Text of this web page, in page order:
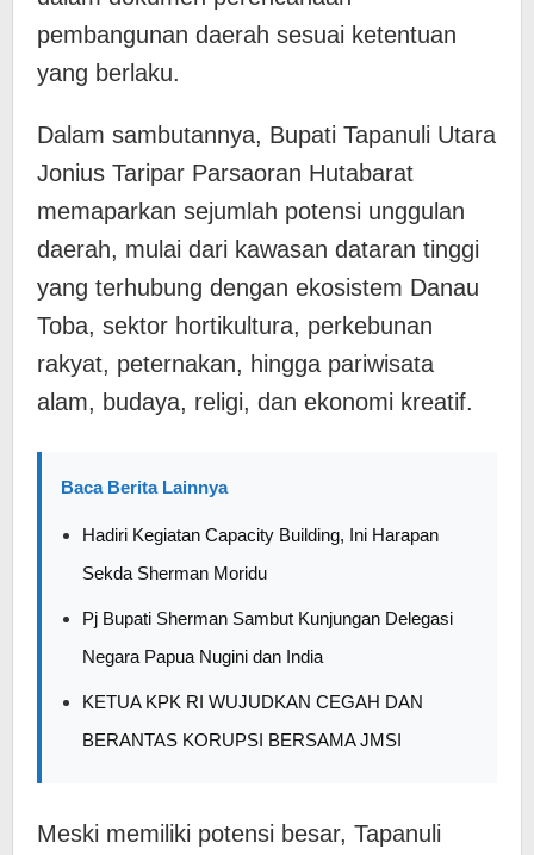
pembangunan daerah sesuai ketentuan
yang berlaku.
Dalam sambutannya, Bupati Tapanuli Utara
Jonius Taripar Parsaoran Hutabarat
memaparkan sejumlah potensi unggulan
daerah, mulai dari kawasan dataran tinggi
yang terhubung dengan ekosistem Danau
Toba, sektor hortikultura, perkebunan
rakyat, peternakan, hingga pariwisata
alam, budaya, religi, dan ekonomi kreatif.
Baca Berita Lainnya
Hadiri Kegiatan Capacity Building, Ini Harapan
Sekda Sherman Moridu
Pj Bupati Sherman Sambut Kunjungan Delegasi
Negara Papua Nugini dan India
KETUA KPK RI WUJUDKAN CEGAH DAN
BERANTAS KORUPSI BERSAMA JMSI
Meski memiliki potensi besar, Tapanuli